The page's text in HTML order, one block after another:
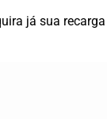
já sua